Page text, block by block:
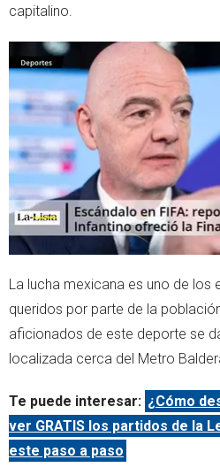
capitalino.
La lucha mexicana es uno de los
queridos por parte de la
aficionados de este deporte se
localizada cerca del Metro
Te puede interesar: ¿Cómo
ver GRATIS los partidos de la
este paso a paso